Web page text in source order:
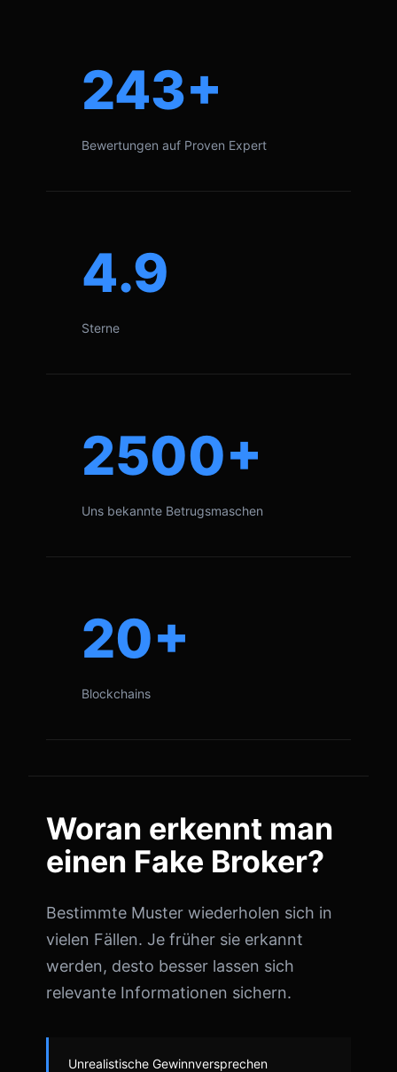
243+
Bewertungen auf Proven Expert
4.9
Sterne
2500+
Uns bekannte Betrugsmaschen
20+
Blockchains
Woran erkennt man
einen Fake Broker?
Bestimmte Muster wiederholen sich in
vielen Fällen. Je früher sie erkannt
werden, desto besser lassen sich
relevante Informationen sichern.
Unrealistische Gewinnversprechen